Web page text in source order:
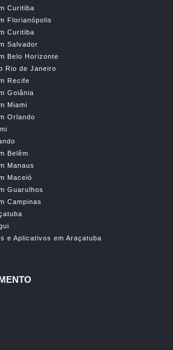
Curitiba
Florianópolis
Curitiba
Salvador
Belo Horizonte
Rio de Janeiro
Recife
Goiânia
Miami
Orlando
Belêm
Manaus
Maceió
Guarulhos
Campinas
e Aplicativos em Araçatuba